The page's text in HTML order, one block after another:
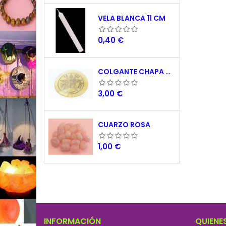
VELA BLANCA 11 CM
Precio
0,40 €
COLGANTE CHAPA NACAR TETRAGRAMATON 5 CM
Precio
3,00 €
CUARZO ROSA
Precio
1,00 €
INFORMACIÓN